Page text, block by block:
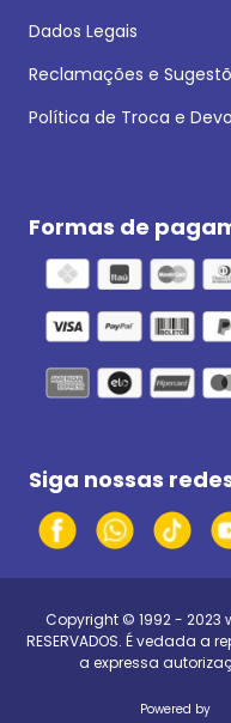
Dados Legais
Reclamações e
Política de Troca e
Formas de
Siga nossas
Copyright © 1992 - 2023
RESERVADOS. É vedada
a expressa
Powered by